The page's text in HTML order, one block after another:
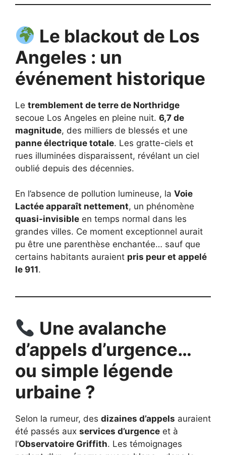
Le blackout de Los
Angeles : un
événement historique
Le tremblement de terre de Northridge
secoue Los Angeles en pleine nuit. 6,7 de
magnitude, des milliers de blessés et une
panne électrique totale. Les gratte-ciels et
rues illuminées disparaissent, révélant un ciel
oublié depuis des décennies.
En l’absence de pollution lumineuse, la Voie
Lactée apparaît nettement, un phénomène
quasi-invisible en temps normal dans les
grandes villes. Ce moment exceptionnel aurait
pu être une parenthèse enchantée… sauf que
certains habitants auraient pris peur et appelé
le 911.
Une avalanche
d’appels d’urgence…
ou simple légende
urbaine ?
Selon la rumeur, des dizaines d’appels auraient
été passés aux services d’urgence et à
l’Observatoire Griffith. Les témoignages